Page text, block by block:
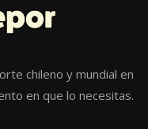
chileno y mundial en
en que lo necesitas.